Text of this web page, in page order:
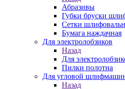
Абразивы
Губки бруски
Сетки
Бумага наждачная
Для электролобзиков
Назад
Для
Пилки полотна
Для угловой
Назад